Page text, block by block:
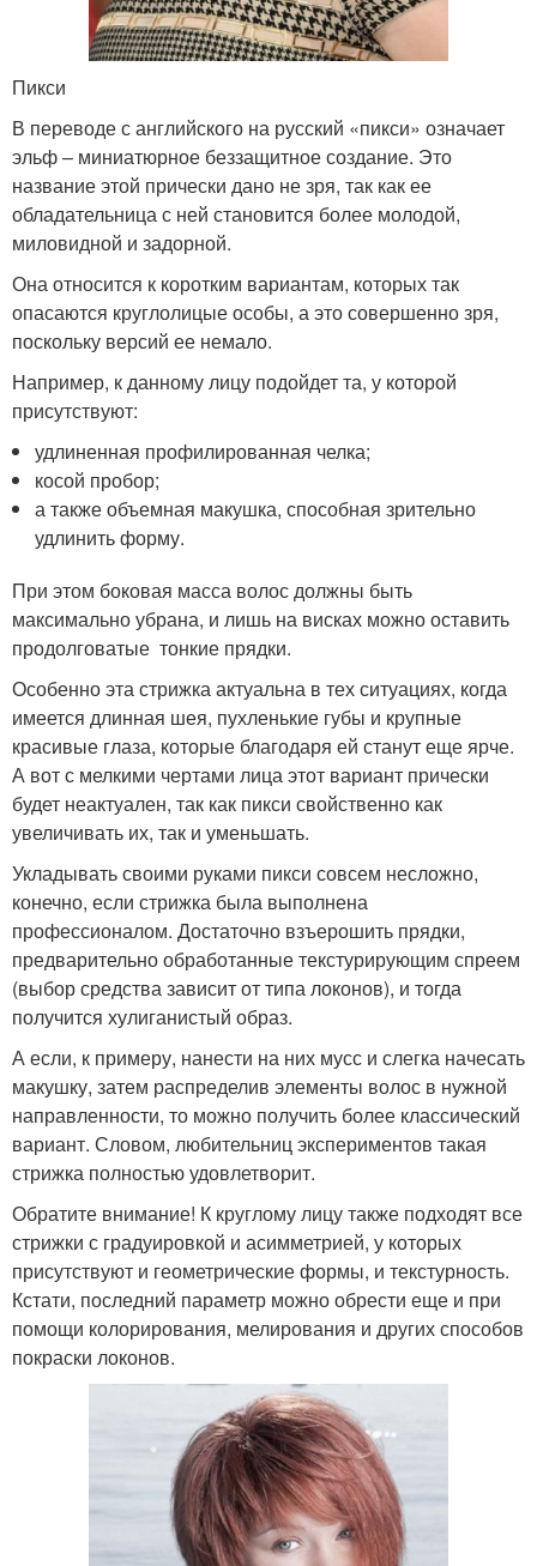
Пикси
В переводе с английского на русский «пикси» означает
эльф – миниатюрное беззащитное создание. Это
название этой прически дано не зря, так как ее
обладательница с ней становится более молодой,
миловидной и задорной.
Она относится к коротким вариантам, которых так
опасаются круглолицые особы, а это совершенно зря,
поскольку версий ее немало.
Например, к данному лицу подойдет та, у которой
присутствуют:
удлиненная профилированная челка;
косой пробор;
а также объемная макушка, способная зрительно
удлинить форму.
При этом боковая масса волос должны быть
максимально убрана, и лишь на висках можно оставить
продолговатые тонкие прядки.
Особенно эта стрижка актуальна в тех ситуациях, когда
имеется длинная шея, пухленькие губы и крупные
красивые глаза, которые благодаря ей станут еще ярче.
А вот с мелкими чертами лица этот вариант прически
будет неактуален, так как пикси свойственно как
увеличивать их, так и уменьшать.
Укладывать своими руками пикси совсем несложно,
конечно, если стрижка была выполнена
профессионалом. Достаточно взъерошить прядки,
предварительно обработанные текстурирующим спреем
(выбор средства зависит от типа локонов), и тогда
получится хулиганистый образ.
А если, к примеру, нанести на них мусс и слегка начесать
макушку, затем распределив элементы волос в нужной
направленности, то можно получить более классический
вариант. Словом, любительниц экспериментов такая
стрижка полностью удовлетворит.
Обратите внимание! К круглому лицу также подходят все
стрижки с градуировкой и асимметрией, у которых
присутствуют и геометрические формы, и текстурность.
Кстати, последний параметр можно обрести еще и при
помощи колорирования, мелирования и других способов
покраски локонов.